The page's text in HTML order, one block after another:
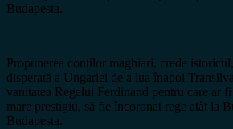
Budapesta.
Propunerea conților maghiari, crede
disperată a Ungariei de a lua înapoi
vanitatea Regelui Ferdinand pentru care ar
mare prestigiu, să fie încoronat rege atât la
Budapesta.